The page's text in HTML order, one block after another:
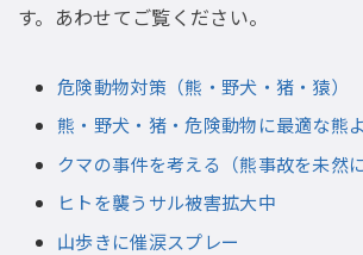
す。あわせてご覧ください。
危険動物対策（熊・野犬・猪・猿）
熊・野犬・猪・危険動物に最適な熊
クマの事件を考える（熊事故を未然に
ヒトを襲うサル被害拡大中
山歩きに催涙スプレー